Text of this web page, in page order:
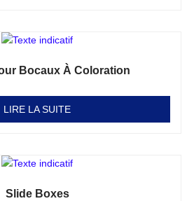
Bocaux À Coloration
LIRE LA SUITE
Slide Boxes